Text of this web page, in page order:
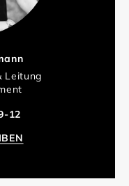
Leitung
12